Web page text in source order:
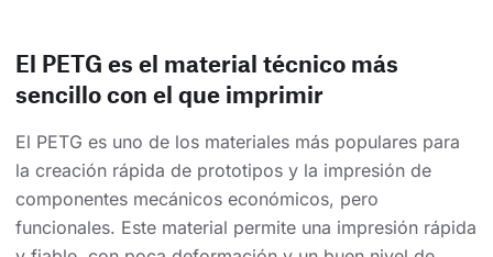
El PETG es el material técnico más
sencillo con el que imprimir
El PETG es uno de los materiales más populares para
la creación rápida de prototipos y la impresión de
componentes mecánicos económicos, pero
funcionales. Este material permite una impresión rápida